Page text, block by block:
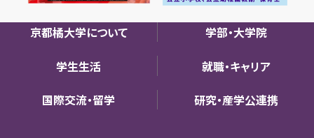
京都橘大学について 学部・大学院
学生生活 就職・キャリア
国際交流・留学 研究・産学公連携